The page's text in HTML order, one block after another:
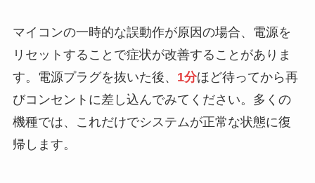
マイコンの一時的な誤動作が原因の場合、電源を
リセットすることで症状が改善することがありま
す。電源プラグを抜いた後、 1分ほど待ってから再
びコンセントに差し込んでみてください。多くの
機種では、これだけでシステムが正常な状態に復
帰します。